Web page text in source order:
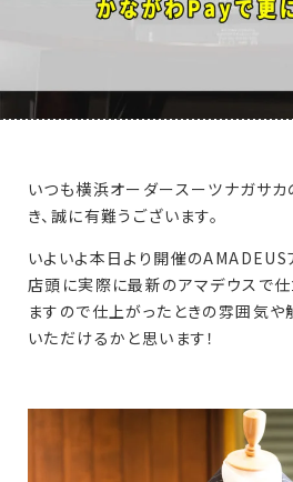
いつも横浜オーダースーツナガサカ
き、誠に有難うございます。
いよいよ本日より開催のAMADEUS
店頭に実際に最新のアマデウスで
ますので仕上がったときの雰囲気
いただけるかと思います！